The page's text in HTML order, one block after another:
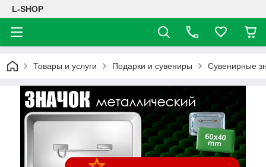
L-SHOP
Товары и услуги Подарки и сувениры Сувенирные